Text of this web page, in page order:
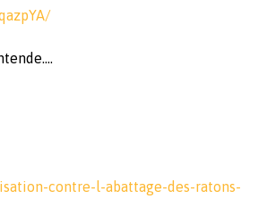
contre-l-abattage-des-ratons-